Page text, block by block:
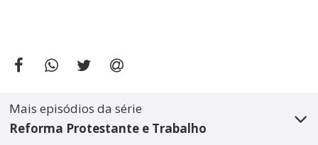
Mais episódios da série
Reforma Protestante e Trabalho